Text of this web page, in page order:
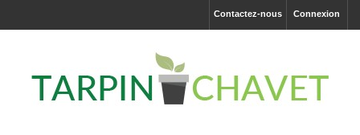
Connexion
Contactez-nous